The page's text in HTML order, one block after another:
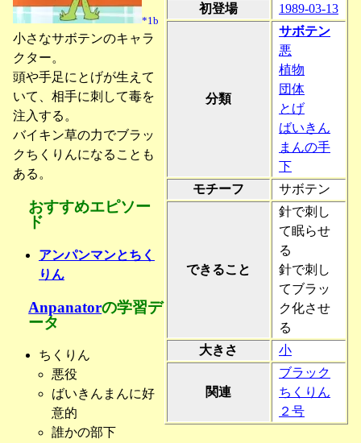
初登場
1989-03-13
分類
サボテン
悪
植物
団体
とげ
ばいきん
まんの手
下
モチーフ
サボテン
できること
針で刺し
て眠らせ
る
針で刺し
てブラッ
ク化させ
る
大きさ
小
関連
ブラック
ちくりん
２号
*1b
小さなサボテンのキャラ
クター。
頭や手足にとげが生えて
いて、相手に刺して毒を
注入する。
バイキン草の力でブラッ
クちくりんになることも
ある。
おすすめエピソー
ド
アンパンマンとちく
りん
Anpanatorの学習デ
ータ
ちくりん
悪役
ばいきんまんに好
意的
誰かの部下